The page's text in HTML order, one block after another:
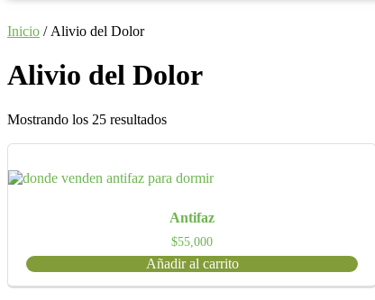
Inicio / Alivio del Dolor
Alivio del Dolor
Mostrando los 25 resultados
Antifaz
$55,000
Añadir al carrito